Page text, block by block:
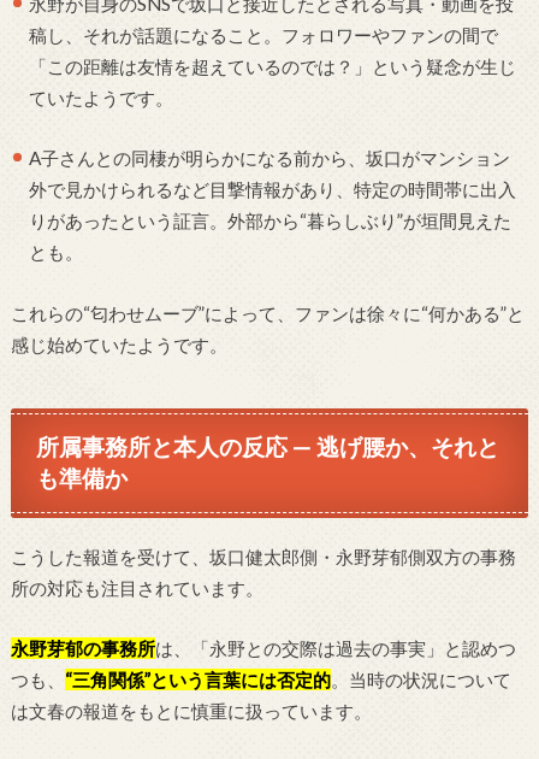
稿し、それが話題になること。フォロワーやファンの間で
「この距離は友情を超えているのでは？」という疑念が生じ
ていたようです。
A子さんとの同棲が明らかになる前から、坂口がマンション
外で見かけられるなど目撃情報があり、特定の時間帯に出入
りがあったという証言。外部から“暮らしぶり”が垣間見えた
とも。
これらの“匂わせムーブ”によって、ファンは徐々に“何かある”と
感じ始めていたようです。
所属事務所と本人の反応 — 逃げ腰か、それと
も準備か
こうした報道を受けて、坂口健太郎側・永野芽郁側双方の事務
所の対応も注目されています。
永野芽郁の事務所は、「永野との交際は過去の事実」と認めつ
つも、 “三角関係”という言葉には否定的。当時の状況について
は文春の報道をもとに慎重に扱っています。